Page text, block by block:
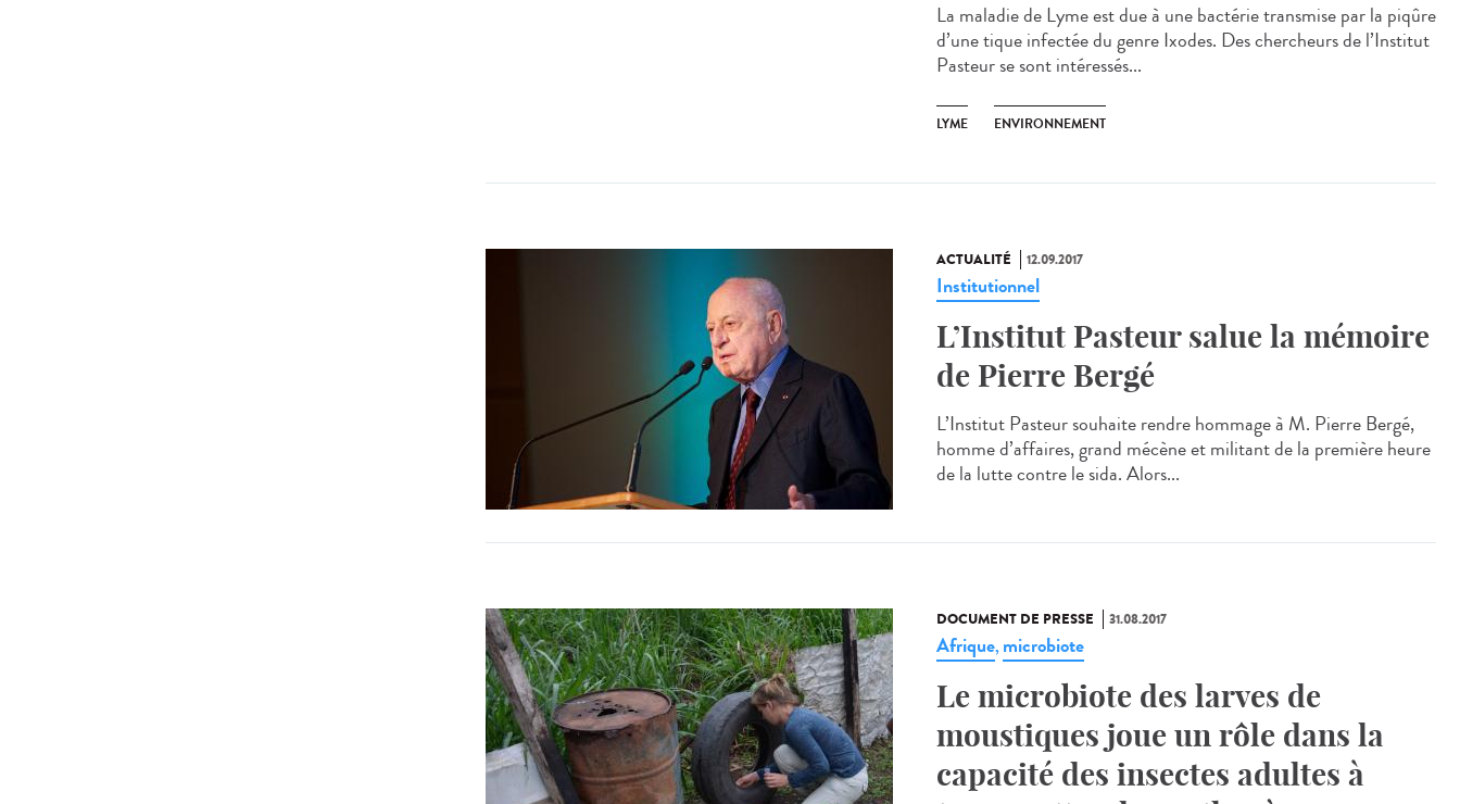
La maladie de Lyme est due à une bactérie transmise par la piqûre
d’une tique infectée du genre Ixodes. Des chercheurs de l’Institut
Pasteur se sont intéressés...
LYME ENVIRONNEMENT
ACTUALITÉ 12.09.2017
Institutionnel
L’Institut Pasteur salue la mémoire
de Pierre Bergé
L’Institut Pasteur souhaite rendre hommage à M. Pierre Bergé,
homme d’affaires, grand mécène et militant de la première heure
de la lutte contre le sida. Alors...
DOCUMENT DE PRESSE 31.08.2017
Afrique, microbiote
Le microbiote des larves de
moustiques joue un rôle dans la
capacité des insectes adultes à